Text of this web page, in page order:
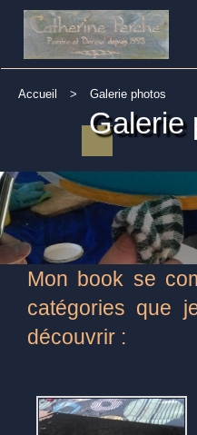
Accueil > Galerie photos
Galerie
Mon book se
catégories que
découvrir :